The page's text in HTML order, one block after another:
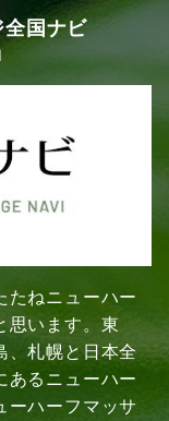
全国ナビ
たねニューハー
思います。東
、札幌と日本全
あるニューハー
ーハーフマッサ